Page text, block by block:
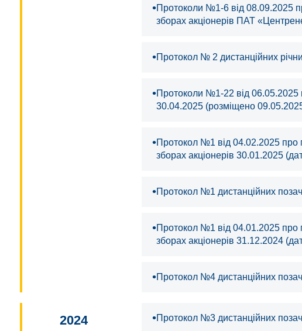
•Протоколи №1-6 від 08.09.2025
зборах акцiонерiв ПАТ
•Протокол № 2 дистанційних
•Протоколи №1-22 від 06.05.2025
30.04.2025 (розміщено
•Протокол №1 від 04.02.2025 про
зборах акціонерів 30.01.2025
•Протокол №1 дистанційних
•Протокол №1 від 04.01.2025 про
зборах акціонерів 31.12.2024
•Протокол №4 дистанційних
2024 •Протокол №3 дистанційних